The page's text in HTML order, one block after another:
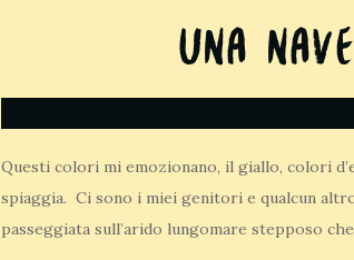
Una
Questi colori mi emozionano, il giallo, colori
spiaggia. Ci sono i miei genitori e qualcun
passeggiata sull’arido lungomare stepposo